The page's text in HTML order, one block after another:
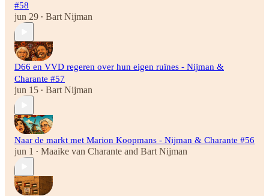
#58
jun 29 • Bart Nijman
D66 en VVD regeren over hun eigen ruïnes - Nijman &
Charante #57
jun 15 • Bart Nijman
Naar de markt met Marion Koopmans - Nijman & Charante #56
jun 1 • Maaike van Charante and Bart Nijman